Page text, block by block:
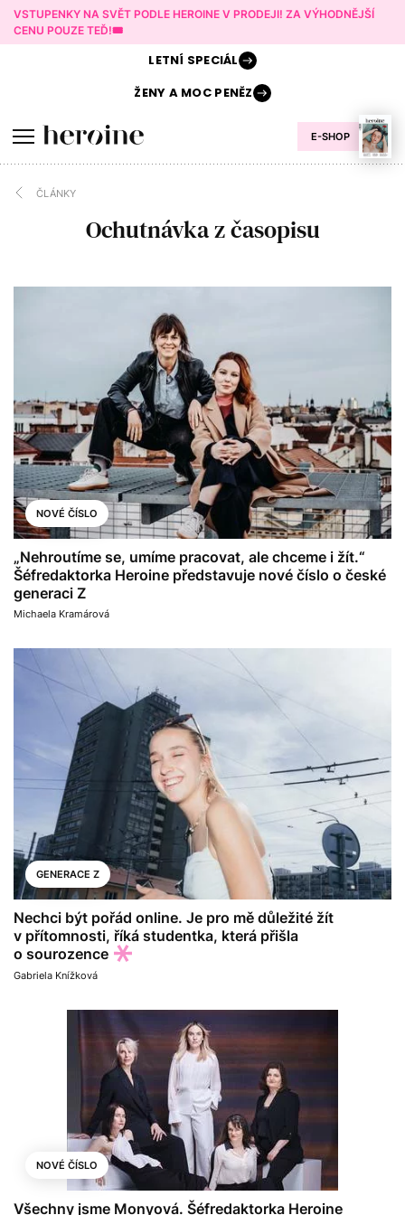
VSTUPENKY NA SVĚT PODLE HEROINE V PRODEJI! ZA VÝHODNĚJŠÍ
CENU POUZE TEĎ!🎟️
E-SHOP
LETNÍ SPECIÁL
ŽENY AMOC PENĚZ
ČLÁNKY
Ochutnávka z časopisu
NOVÉ ČÍSLO
„Nehroutíme se, umíme pracovat, ale chceme i žít.“
Šéfredaktorka Heroine představuje nové číslo o české
generaci Z
Michaela Kramárová
GENERACE Z
Nechci být pořád online. Je pro mě důležité žít
v přítomnosti, říká studentka, která přišla
o sourozence
Gabriela Knížková
NOVÉ ČÍSLO
Všechny jsme Monyová. Šéfredaktorka Heroine